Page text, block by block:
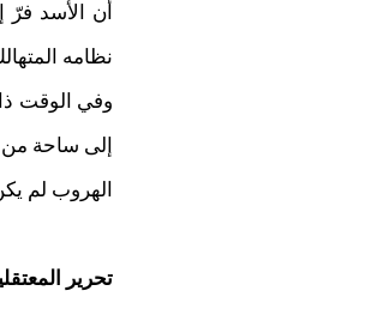
أن الأسد
نظامه
وفي الوقت
إلى ساحة من
الهروب لم
تحرير